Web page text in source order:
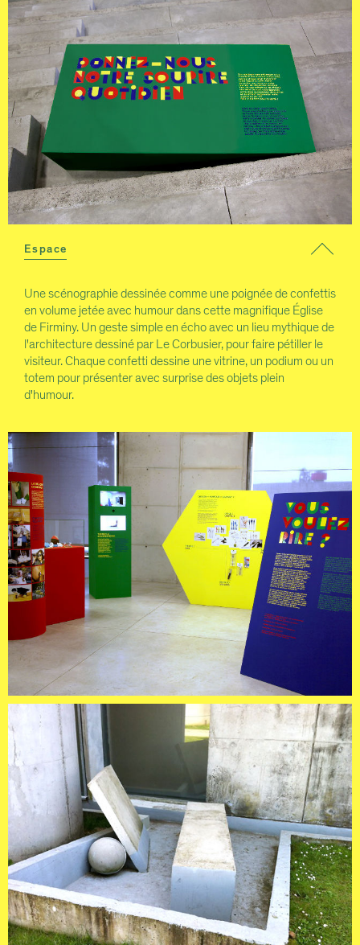
Espace
Une scénographie dessinée comme une poignée de confettis
en volume jetée avec humour dans cette magnifique Église
de Firminy. Un geste simple en écho avec un lieu mythique de
l'architecture dessiné par Le Corbusier, pour faire pétiller le
visiteur. Chaque confetti dessine une vitrine, un podium ou un
totem pour présenter avec surprise des objets plein
d'humour.